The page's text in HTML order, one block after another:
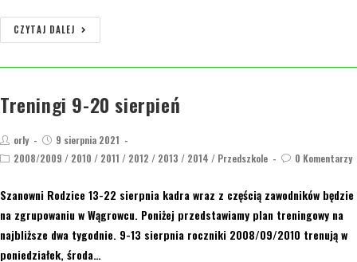
CZYTAJ DALEJ
Treningi 9-20 sierpień
orly
9 sierpnia 2021
2008/2009 / 2010 / 2011 / 2012 / 2013 / 2014 / Przedszkole 0 Komentarzy
Szanowni Rodzice 13-22 sierpnia kadra wraz z częścią zawodników będzie
na zgrupowaniu w Wągrowcu. Poniżej przedstawiamy plan treningowy na
najbliższe dwa tygodnie. 9-13 sierpnia roczniki 2008/09/2010 trenują w
poniedziałek, środa…